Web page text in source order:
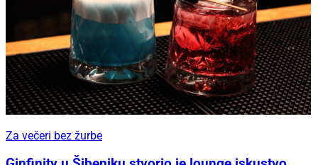
Za večeri bez žurbe